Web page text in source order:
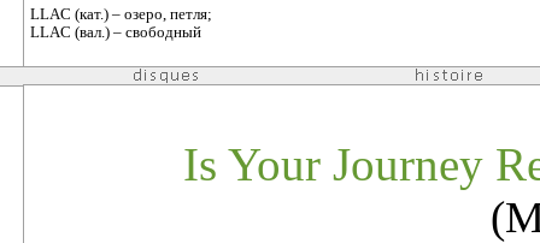
LLAC (кат.) – озеро, петля;
LLAC (вал.) – свободный
Is Your Journey